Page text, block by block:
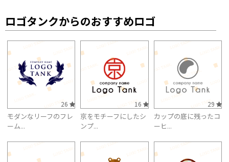
ロゴタンクからのおすすめロゴ
26
モダンなリーフのフレ
ーム...
16
京をモチーフにしたシ
ンプ...
29
カップの底に残ったコ
ーヒ...